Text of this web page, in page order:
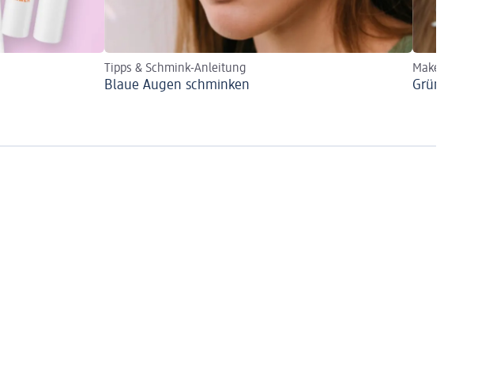
Tipps & Schmink-Anleitung
Blaue Augen schminken
Make-up-Tipps
Grüne